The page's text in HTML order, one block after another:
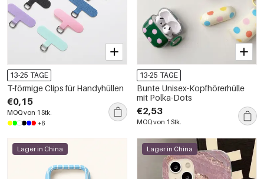
13-25 TAGE
T-förmige Clips für Handyhüllen
€0,15
MOQ von 1 Stk.
+6
13-25 TAGE
Bunte Unisex-Kopfhörerhülle
mit Polka-Dots
€2,53
MOQ von 1 Stk.
Lager in China Lager in China